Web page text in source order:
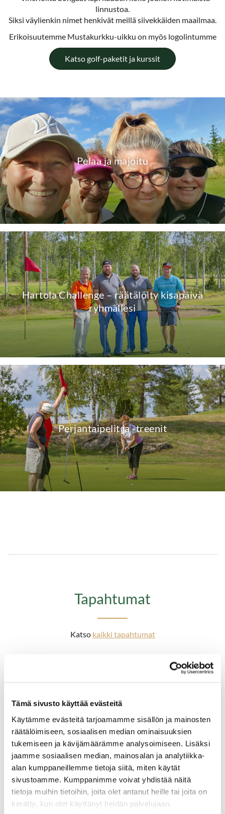
Tämä sivusto käyttää evästeitä
Käytämme evästeitä tarjoamamme sisällön ja mainosten
räätälöimiseen, sosiaalisen median ominaisuuksien
tukemiseen ja kävijämäärämme analysoimiseen. Lisäksi
jaamme sosiaalisen median, mainosalan ja analytiikka-
alan kumppaneillemme tietoja siitä, miten käytät
sivustoamme. Kumppanimme voivat yhdistää näitä
tietoja muihin tietoihin, joita olet antanut heille tai joita on
kerätty, kun olet käyttänyt heidän palvelujaan.
linnustoa.
Siksi väylienkin nimet henkivät meillä siivekkäiden maailmaa.
Erikoisuutemme Mustakurkku-uikku on myös logolintumme
Katso golf-paketit ja kurssit
Pelaa ja majoitu
Hartola Challenge – räätälöity kisapäivä
ryhmällesi
Perjantaipelit ja -treenit
​​​​​​​Tapahtumat
Katso kaikki tapahtumat
Kaikulantie 79
01.08.2026 05:00
M60 Tour, 4. osakilpailu
Hartola Golf